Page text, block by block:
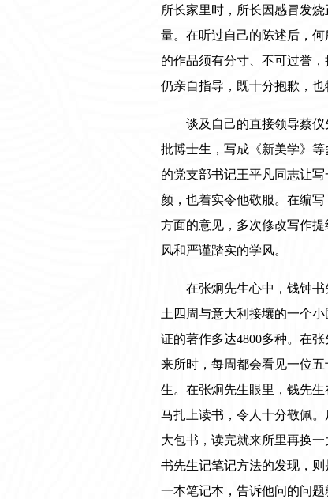
所长家里时，所长因感冒发
量。在听过自己的陈述后，
的作品须有分寸、不可过誉
仍亲自指导，既十分抱歉，也
谈及自己的直接领导蔡
批博士生，写成《新美学》
的党支部书记王平凡同志让
颜，也着实令他敬服。在编
方面的意见，多次修改写作
风和严谨踏实的学风。
在张炯先生心中，钱钟
土四周与意大利接壤的一个
证的著作多达4800多种。在
来所时，每周都会看见一位
生。在张炯先生眼里，钱先
马扎上读书，令人十分敬佩
大包书，读完就来所里再换
书先生记笔记方法的发现，
一本笔记本，告诉他问的问